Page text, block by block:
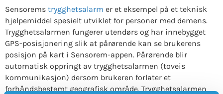
Sensorems trygghetsalarm er et eksempel på et teknisk
hjelpemiddel spesielt utviklet for personer med demens.
Trygghetsalarmen fungerer utendørs og har innebygget
GPS-posisjonering slik at pårørende kan se brukerens
posisjon på kart i Sensorem-appen. Pårørende blir
automatisk oppringt av trygghetsalarmen (toveis
kommunikasjon) dersom brukeren forlater et
forhåndsbestemt geografisk område. Trygghetsalarmen